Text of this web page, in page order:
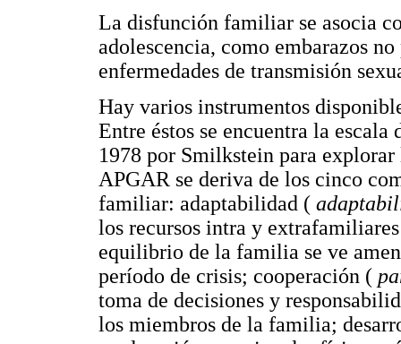
La disfunción familiar se asocia
adolescencia, como embarazos
enfermedades de transmisión
Hay varios instrumentos
Entre éstos se encuentra la
1978 por Smilkstein para
APGAR se deriva de los cinco
familiar: adaptabilidad (
los recursos intra y
equilibrio de la familia se ve
período de crisis; cooperación (
toma de decisiones y
los miembros de la familia;